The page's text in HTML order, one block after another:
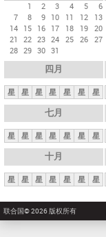
1
2 3 4 5
6
7
8 9 10 11 12
13
14 15 16 17 18 19 20
21
22 23 24 25 26 27
28 29 30 31
四月
星 星 星 星 星 星 星
七月
星 星 星 星 星 星 星
十月
星 星 星 星 星 星 星
联合国© 2026 版权所有